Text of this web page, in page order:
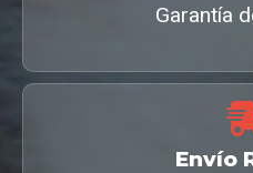
Garantía
Envío